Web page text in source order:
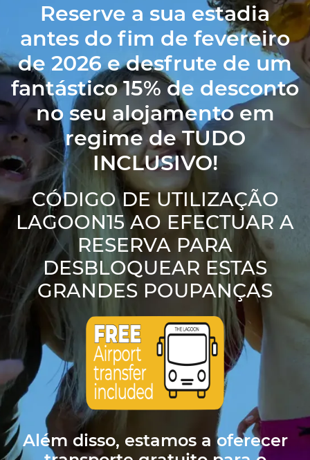
Reserve a sua estadia
antes do fim de fevereiro
de 2026 e desfrute de um
fantástico 15% de desconto
no seu alojamentoem
regime de TUDO
INCLUSIVO!
CÓDIGO DE UTILIZAÇÃO
LAGOON15AO EFECTUAR A
RESERVA PARA
DESBLOQUEAR ESTAS
GRANDES POUPANÇAS
Além disso, estamos a oferecer